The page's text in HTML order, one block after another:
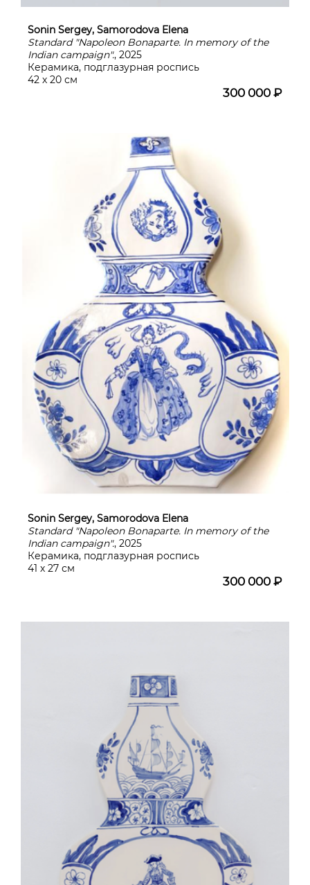
Sonin Sergey, Samorodova Elena
Standard "Napoleon Bonaparte. In memory of the
Indian campaign"., 2025
Керамика, подглазурная роспись
42 х 20 см
300 000 ₽
Sonin Sergey, Samorodova Elena
Standard "Napoleon Bonaparte. In memory of the
Indian campaign"., 2025
Керамика, подглазурная роспись
41 х 27 см
300 000 ₽